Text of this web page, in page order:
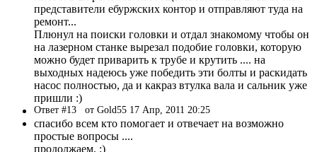
представители ебуржских контор и отправляют туда на
ремонт...
Плюнул на поиски головки и отдал знакомому чтобы он
на лазерном станке вырезал подобие головки, которую
можно будет приварить к трубе и крутить .... на
выходных надеюсь уже победить эти болты и раскидать
насос полностью, да и какраз втулка вала и сальник уже
пришли :)
Ответ #13 от Gold55 17 Апр, 2011 20:25
спасибо всем кто помогает и отвечает на возможно
простые вопросы ....
продолжаем. :)